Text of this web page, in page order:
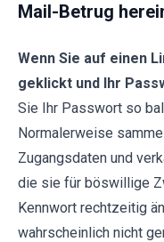
Mail-Betrug
Wenn Sie auf einen
geklickt und Ihr
Sie Ihr Passwort so
Normalerweise
Zugangsdaten und
die sie für böswillige
Kennwort rechtzeitig
wahrscheinlich nicht